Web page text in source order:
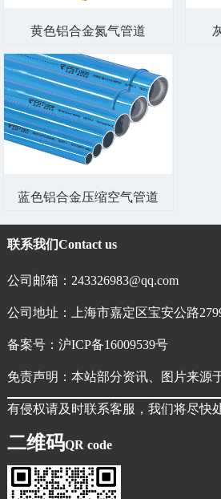
黄色铝合金氮气管道
蓝色铝合金压缩空气管道
联系我们Contact us
公司邮箱：243326983@qq.com
公司地址：上海市嘉定区宝安公路
备案号： 沪ICP备16009539号
免责声明：本站部分资讯、图片来源
有侵权请及时联系客服，我们将尽快
二维码QR code